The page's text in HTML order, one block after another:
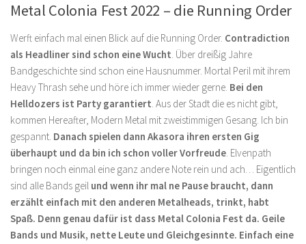
Metal Colonia Fest 2022 – die Running Order
Werft einfach mal einen Blick auf die Running Order. Contradiction
als Headliner sind schon eine Wucht. Über dreißig Jahre
Bandgeschichte sind schon eine Hausnummer. Mortal Peril mit ihrem
Heavy Thrash sehe und höre ich immer wieder gerne. Bei den
Helldozers ist Party garantiert. Aus der Stadt die es nicht gibt,
kommen Hereafter, Modern Metal mit zweistimmigen Gesang. Ich bin
gespannt. Danach spielen dann Akasora ihren ersten Gig
überhaupt und da bin ich schon voller Vorfreude. Elvenpath
bringen noch einmal eine ganz andere Note rein und ach… Eigentlich
sind alle Bands geil und wenn ihr mal ne Pause braucht, dann
erzählt einfach mit den anderen Metalheads, trinkt, habt
Spaß. Denn genau dafür ist dass Metal Colonia Fest da. Geile
Bands und Musik, nette Leute und Gleichgesinnte. Einfach eine